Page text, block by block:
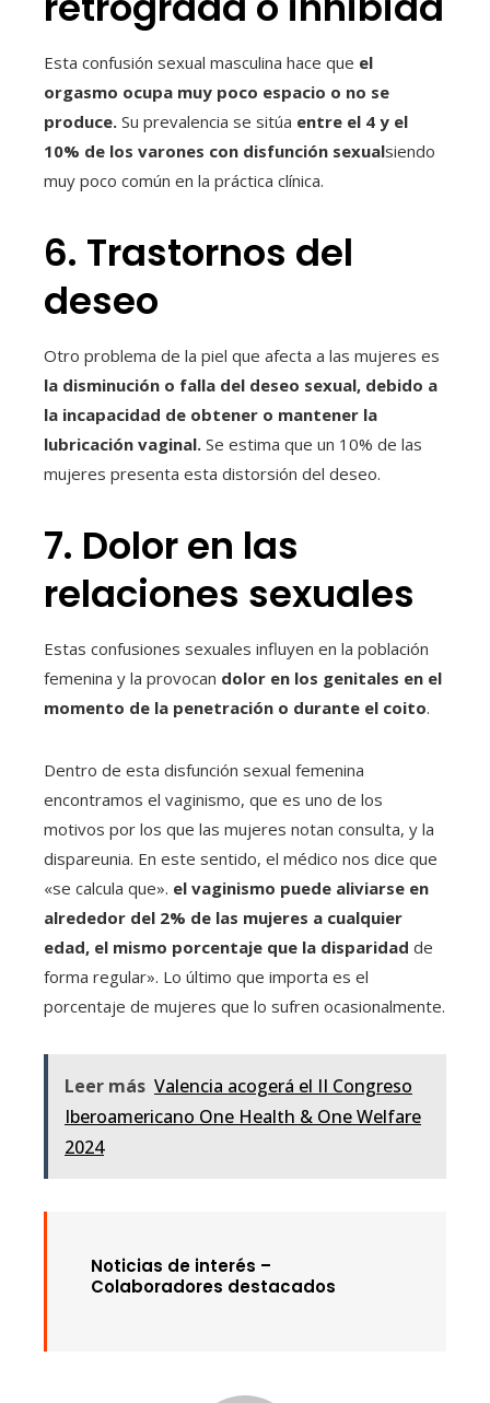
Esta confusión sexual masculina hace que el
orgasmo ocupa muy poco espacio o no se
produce. Su prevalencia se sitúa entre el 4 y el
10% de los varones con disfunción sexualsiendo
muy poco común en la práctica clínica.
6. Trastornos del
deseo
Otro problema de la piel que afecta a las mujeres es
la disminución o falla del deseo sexual, debido a
la incapacidad de obtener o mantener la
lubricación vaginal. Se estima que un 10% de las
mujeres presenta esta distorsión del deseo.
7. Dolor en las
relaciones sexuales
Estas confusiones sexuales influyen en la población
femenina y la provocan dolor en los genitales en el
momento de la penetración o durante el coito.
Dentro de esta disfunción sexual femenina
encontramos el vaginismo, que es uno de los
motivos por los que las mujeres notan consulta, y la
dispareunia. En este sentido, el médico nos dice que
«se calcula que». el vaginismo puede aliviarse en
alrededor del 2% de las mujeres a cualquier
edad, el mismo porcentaje que la disparidad de
forma regular». Lo último que importa es el
porcentaje de mujeres que lo sufren ocasionalmente.
Leer más Valencia acogerá el II Congreso
Iberoamericano One Health & One Welfare
2024
Noticias de interés –
Colaboradores destacados